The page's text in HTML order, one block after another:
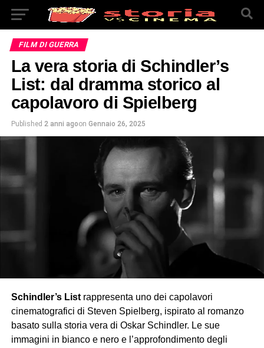
FILM DI GUERRA
La vera storia di Schindler’s
List: dal dramma storico al
capolavoro di Spielberg
Published 2 anni agoon Gennaio 26, 2025
Schindler’s Listrappresenta uno dei capolavori
cinematografici di Steven Spielberg, ispirato al romanzo
basato sulla storia vera di Oskar Schindler. Le sue
immagini in bianco e nero e l’approfondimento degli